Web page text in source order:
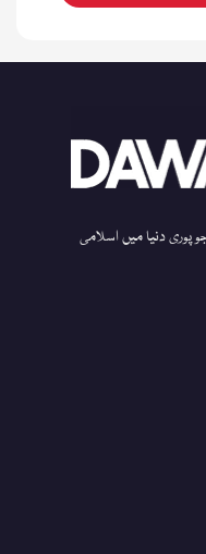
دنیا میں اسلامی